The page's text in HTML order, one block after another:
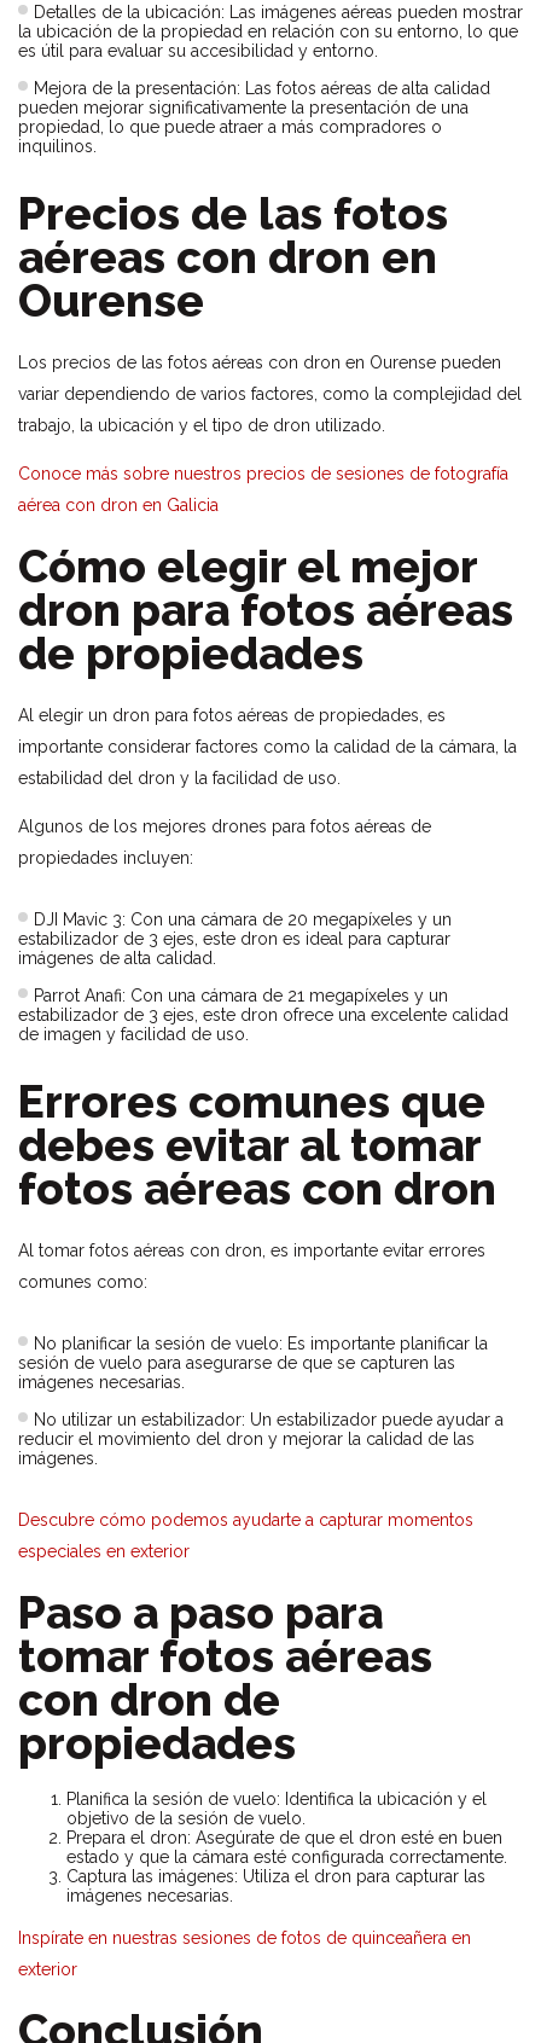
Detalles de la ubicación: Las imágenes aéreas pueden mostrar
la ubicación de la propiedad en relación con su entorno, lo que
es útil para evaluar su accesibilidad y entorno.
Mejora de la presentación: Las fotos aéreas de alta calidad
pueden mejorar significativamente la presentación de una
propiedad, lo que puede atraer a más compradores o
inquilinos.
Precios de las fotos
aéreas con dron en
Ourense
Los precios de las fotos aéreas con dron en Ourense pueden
variar dependiendo de varios factores, como la complejidad del
trabajo, la ubicación y el tipo de dron utilizado.
Conoce más sobre nuestros precios de sesiones de fotografía
aérea con dron en Galicia
Cómo elegir el mejor
dron para fotos aéreas
de propiedades
Al elegir un dron para fotos aéreas de propiedades, es
importante considerar factores como la calidad de la cámara, la
estabilidad del dron y la facilidad de uso.
Algunos de los mejores drones para fotos aéreas de
propiedades incluyen:
DJI Mavic 3: Con una cámara de 20 megapíxeles y un
estabilizador de 3 ejes, este dron es ideal para capturar
imágenes de alta calidad.
Parrot Anafi: Con una cámara de 21 megapíxeles y un
estabilizador de 3 ejes, este dron ofrece una excelente calidad
de imagen y facilidad de uso.
Errores comunes que
debes evitar al tomar
fotos aéreas con dron
Al tomar fotos aéreas con dron, es importante evitar errores
comunes como:
No planificar la sesión de vuelo: Es importante planificar la
sesión de vuelo para asegurarse de que se capturen las
imágenes necesarias.
No utilizar un estabilizador: Un estabilizador puede ayudar a
reducir el movimiento del dron y mejorar la calidad de las
imágenes.
Descubre cómo podemos ayudarte a capturar momentos
especiales en exterior
Paso a paso para
tomar fotos aéreas
con dron de
propiedades
Planifica la sesión de vuelo: Identifica la ubicación y el
objetivo de la sesión de vuelo.
Prepara el dron: Asegúrate de que el dron esté en buen
estado y que la cámara esté configurada correctamente.
Captura las imágenes: Utiliza el dron para capturar las
imágenes necesarias.
Inspírate en nuestras sesiones de fotos de quinceañera en
exterior
Conclusión